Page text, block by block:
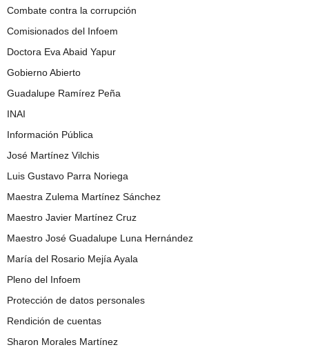
Combate contra la corrupción
Comisionados del Infoem
Doctora Eva Abaid Yapur
Gobierno Abierto
Guadalupe Ramírez Peña
INAI
Información Pública
José Martínez Vilchis
Luis Gustavo Parra Noriega
Maestra Zulema Martínez Sánchez
Maestro Javier Martínez Cruz
Maestro José Guadalupe Luna Hernández
María del Rosario Mejía Ayala
Pleno del Infoem
Protección de datos personales
Rendición de cuentas
Sharon Morales Martínez